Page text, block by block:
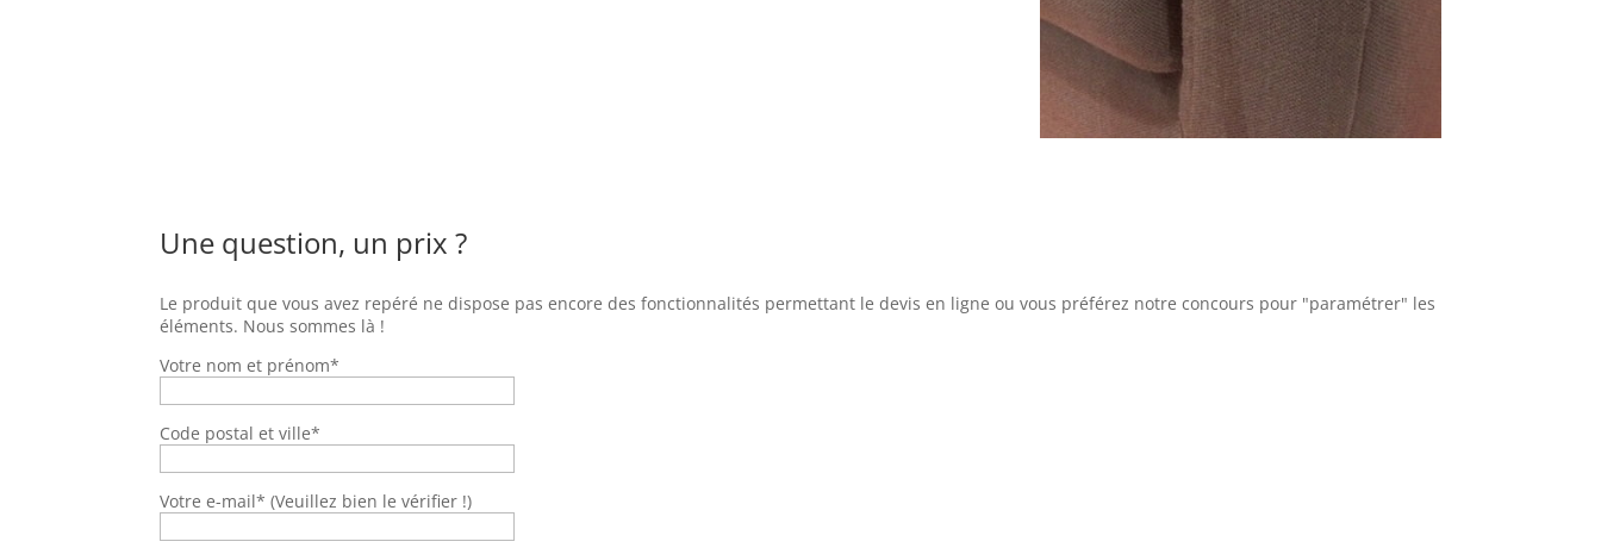
Une question, un prix ?
Le produit que vous avez repéré ne dispose pas encore des fonctionnalités permettant le devis en ligne ou vous préférez notre concours pour "paramétrer" les
éléments. Nous sommes là !
Votre nom et prénom*
Code postal et ville*
Votre e-mail* (Veuillez bien le vérifier !)